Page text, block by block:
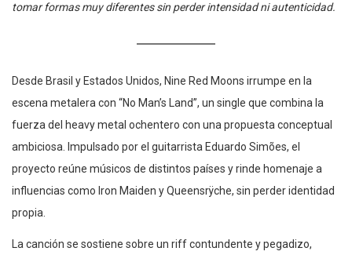
tomar formas muy diferentes sin perder intensidad ni autenticidad.
Desde Brasil y Estados Unidos, Nine Red Moons irrumpe en la
escena metalera con “No Man’s Land”, un single que combina la
fuerza del heavy metal ochentero con una propuesta conceptual
ambiciosa. Impulsado por el guitarrista Eduardo Simões, el
proyecto reúne músicos de distintos países y rinde homenaje a
influencias como Iron Maiden y Queensrÿche, sin perder identidad
propia.
La canción se sostiene sobre un riff contundente y pegadizo,